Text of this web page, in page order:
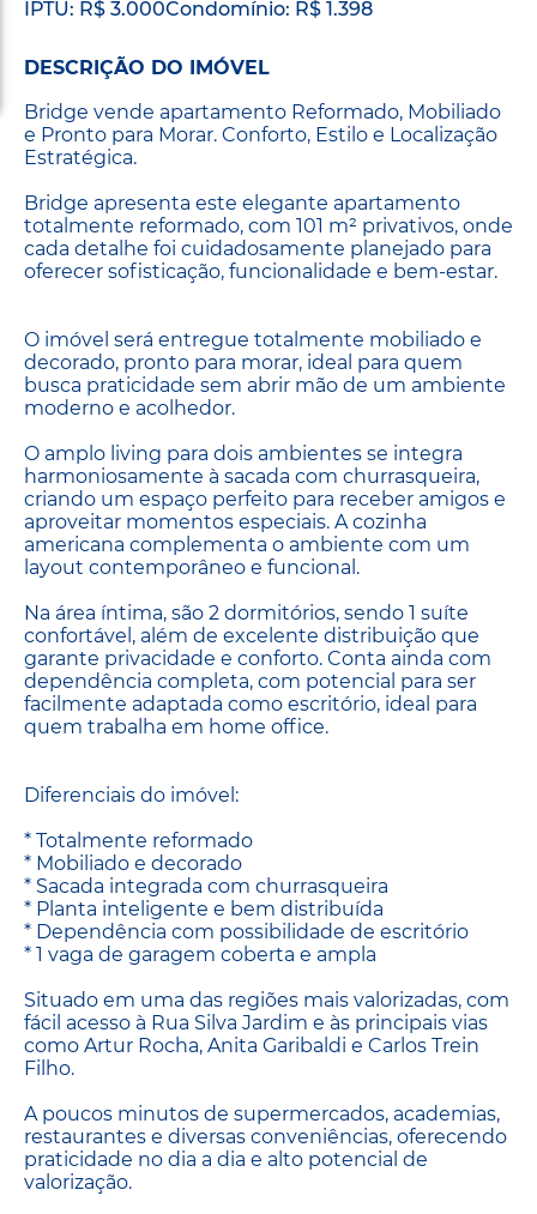
IPTU: R$ 3.000Condomínio: R$ 1.398
DESCRIÇÃO DO IMÓVEL
Bridge vende apartamento Reformado, Mobiliado
e Pronto para Morar. Conforto, Estilo e Localização
Estratégica.
Bridge apresenta este elegante apartamento
totalmente reformado, com 101 m² privativos, onde
cada detalhe foi cuidadosamente planejado para
oferecer sofisticação, funcionalidade e bem-estar.
O imóvel será entregue totalmente mobiliado e
decorado, pronto para morar, ideal para quem
busca praticidade sem abrir mão de um ambiente
moderno e acolhedor.
O amplo living para dois ambientes se integra
harmoniosamente à sacada com churrasqueira,
criando um espaço perfeito para receber amigos e
aproveitar momentos especiais. A cozinha
americana complementa o ambiente com um
layout contemporâneo e funcional.
Na área íntima, são 2 dormitórios, sendo 1 suíte
confortável, além de excelente distribuição que
garante privacidade e conforto. Conta ainda com
dependência completa, com potencial para ser
facilmente adaptada como escritório, ideal para
quem trabalha em home office.
Diferenciais do imóvel:
* Totalmente reformado
* Mobiliado e decorado
* Sacada integrada com churrasqueira
* Planta inteligente e bem distribuída
* Dependência com possibilidade de escritório
* 1 vaga de garagem coberta e ampla
Situado em uma das regiões mais valorizadas, com
fácil acesso à Rua Silva Jardim e às principais vias
como Artur Rocha, Anita Garibaldi e Carlos Trein
Filho.
A poucos minutos de supermercados, academias,
restaurantes e diversas conveniências, oferecendo
praticidade no dia a dia e alto potencial de
valorização.